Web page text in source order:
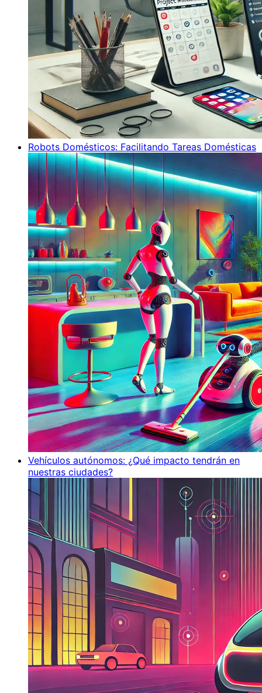
Robots Domésticos: Facilitando Tareas Domésticas
Vehículos autónomos: ¿Qué impacto tendrán en
nuestras ciudades?